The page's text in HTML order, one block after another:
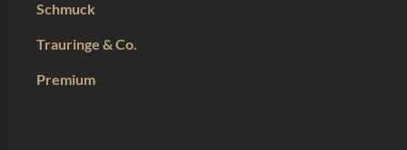
Schmuck
Trauringe & Co.
Premium